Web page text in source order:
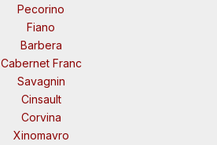
Pecorino
Fiano
Barbera
Cabernet Franc
Savagnin
Cinsault
Corvina
Xinomavro